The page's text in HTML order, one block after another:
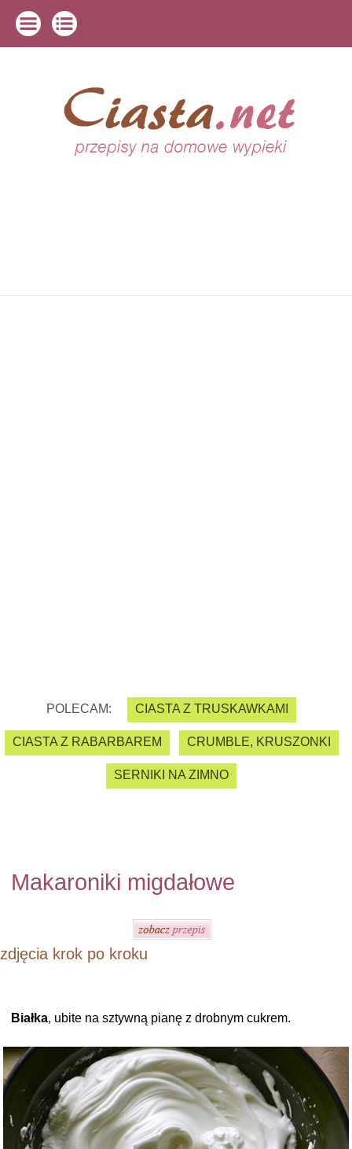
POLECAM: CIASTA Z TRUSKAWKAMI
CIASTA Z RABARBAREM CRUMBLE, KRUSZONKI
SERNIKI NA ZIMNO
Makaroniki migdałowe
zdjęcia krok po kroku
Białka, ubite na sztywną pianę z drobnym cukrem.